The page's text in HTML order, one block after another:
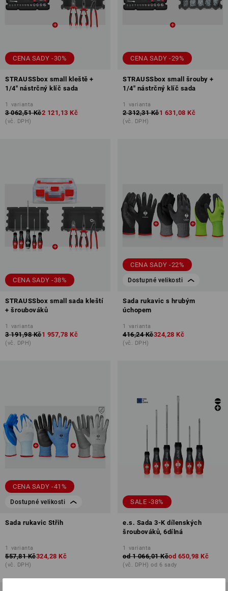
CENA SADY -30%
STRAUSSbox small kleště +
1/4" nástrčný klíč sada
1 varianta
3 062,51 Kč2 121,13 Kč
(vč. DPH)
CENA SADY -29%
STRAUSSbox small šrouby +
1/4" nástrčný klíč sada
1 varianta
2 312,31 Kč1 631,08 Kč
(vč. DPH)
CENA SADY -38%
STRAUSSbox small sada kleští
+ šroubováků
1 varianta
3 191,98 Kč1 957,78 Kč
(vč. DPH)
CENA SADY -22%
Dostupné velikosti
Sada rukavic s hrubým
úchopem
1 varianta
416,24 Kč324,28 Kč
(vč. DPH)
CENA SADY -41%
Dostupné velikosti
Sada rukavic Střih
1 varianta
557,81 Kč324,28 Kč
(vč. DPH)
SALE -38%
e.s. Sada 3-K dílenských
šroubováků, 6dílná
1 varianta
od 1 066,01 Kčod 650,98 Kč
(vč. DPH) od 6 sady